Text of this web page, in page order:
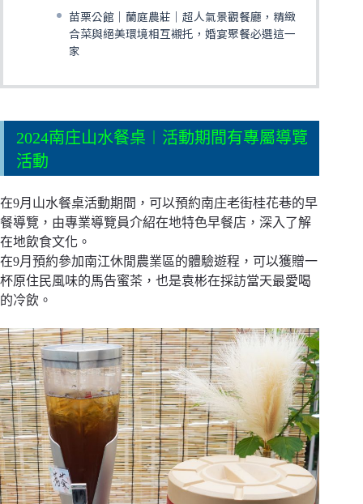
苗栗公館｜蘭庭農莊｜超人氣景觀餐廳，精緻
合菜與絕美環境相互襯托，婚宴聚餐必選這一
家
2024南庄山水餐桌︱活動期間有專屬導覽
活動
在9月山水餐桌活動期間，可以預約南庄老街桂花巷的早
餐導覽，由專業導覽員介紹在地特色早餐店，深入了解
在地飲食文化。
在9月預約參加南江休閒農業區的體驗遊程，可以獲贈一
杯原住民風味的馬告蜜茶，也是袁彬在採訪當天最愛喝
的冷飲。